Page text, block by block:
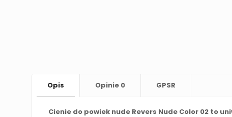
Opis Opinie 0 GPSR
Cienie do powiek nude Revers Nude Color 02 to